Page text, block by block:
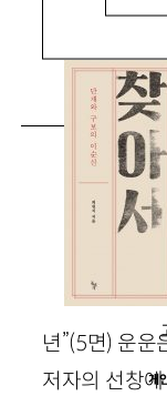
년”(5면) 운운
저자의 선창 개